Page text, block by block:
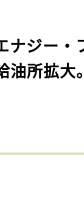
ナジー・
油所拡大